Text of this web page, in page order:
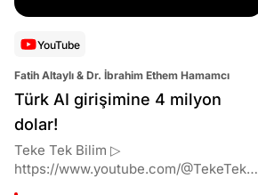
YouTube
Fatih Altaylı & Dr. İbrahim Ethem Hamamcı
Türk AI girişimine 4 milyon
dolar!
Teke Tek Bilim ▷
https://www.youtube.com/@TekeTekBil